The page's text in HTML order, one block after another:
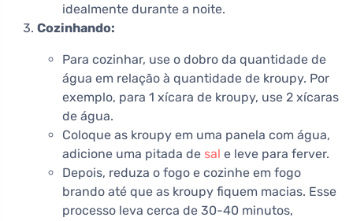
idealmente durante a noite.
Cozinhando:
Para cozinhar, use o dobro da quantidade de
água em relação à quantidade de kroupy. Por
exemplo, para 1 xícara de kroupy, use 2 xícaras
de água.
Coloque as kroupy em uma panela com água,
adicione uma pitada de sal e leve para ferver.
Depois, reduza o fogo e cozinhe em fogo
brando até que as kroupy fiquem macias. Esse
processo leva cerca de 30-40 minutos,